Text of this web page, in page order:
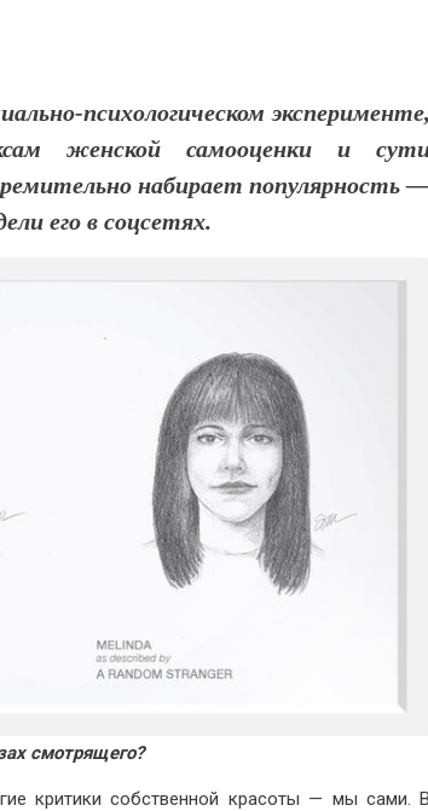
психологическом эксперименте,
женской самооценки и
набирает популярность
его в соцсетях.
смотрящего?
критики собственной красоты — мы сами. В